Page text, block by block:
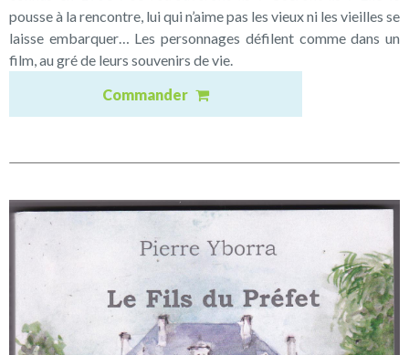
pousse à la rencontre, lui qui n’aime pas les vieux ni les vieilles se
laisse embarquer… Les personnages défilent comme dans un
film, au gré de leurs souvenirs de vie.
Commander